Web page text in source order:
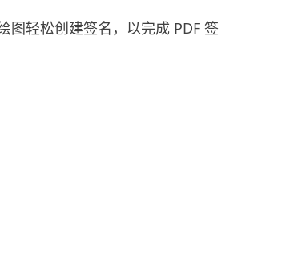
图轻松创建签名，以完成 PDF 签